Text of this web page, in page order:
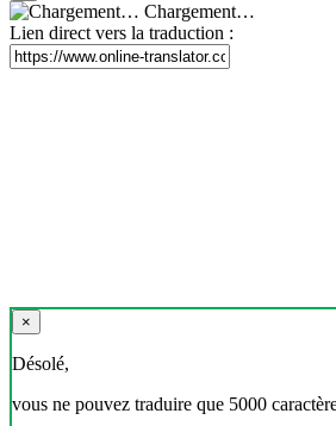
Chargement…
Lien direct vers la traduction :
×
Désolé,
vous ne pouvez traduire que 5000